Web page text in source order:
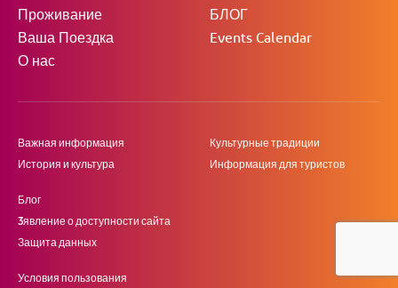
Проживание
Ваша Поездка
О нас
БЛОГ
Events Calendar
Важная информация
История и культура
Культурные традиции
Информация для туристов
Блог
3явление о доступности сайта
Защита данных
Условия пользования